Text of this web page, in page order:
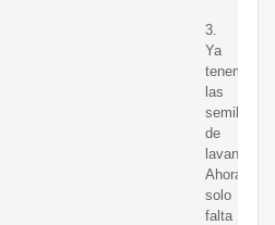
3.
Ya
tenemos
las
semillas
de
lavanda!
Ahora
solo
falta